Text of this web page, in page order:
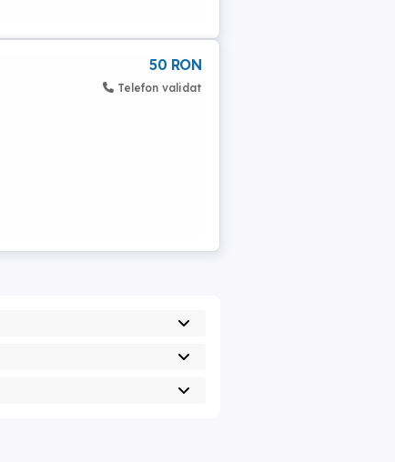
50 RON
Telefon validat